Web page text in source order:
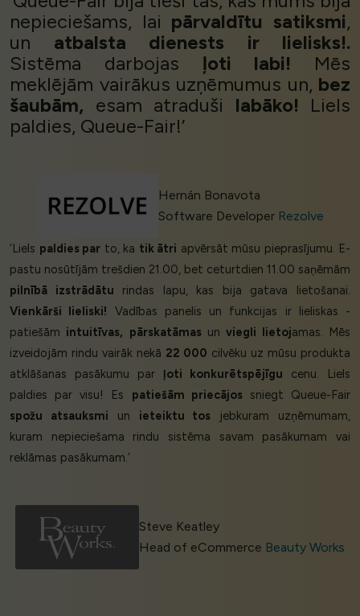
nepieciešams, lai pārvaldītu satiksmi,
un atbalsta dienests ir lielisks!.
Sistēma darbojas ļoti labi! Mēs
meklējām vairākus uzņēmumus un, bez
šaubām, esam atraduši labāko! Liels
paldies, Queue-Fair!’
Hernán Bonavota
Software Developer Rezolve
‘Liels paldies par to, ka tik ātri apvērsāt mūsu pieprasījumu. E-
pastu nosūtījām trešdien 21.00, bet ceturtdien 11.00 saņēmām
pilnībā izstrādātu rindas lapu, kas bija gatava lietošanai.
Vienkārši lieliski! Vadības panelis un funkcijas ir lieliskas -
patiešām intuitīvas, pārskatāmasunviegli lietojamas. Mēs
izveidojām rindu vairāk nekā 22 000 cilvēku uz mūsu produkta
atklāšanas pasākumu par ļoti konkurētspējīgu cenu. Liels
paldies par visu! Es patiešām priecājossniegt Queue-Fair
spožu atsauksmi un ieteiktu tos jebkuram uzņēmumam,
kuram nepieciešama rindu sistēma savam pasākumam vai
reklāmas pasākumam.’
Steve Keatley
Head of eCommerce Beauty Works